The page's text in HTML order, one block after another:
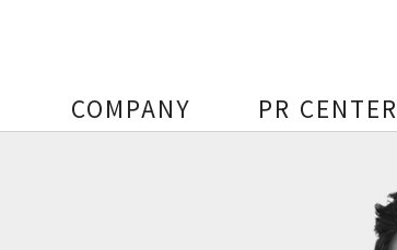
COMPANY PR CENTER